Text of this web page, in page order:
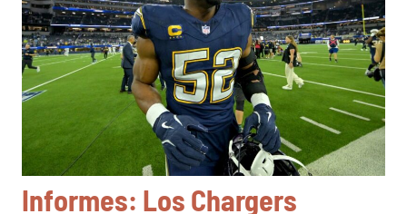
Informes: Los Chargers